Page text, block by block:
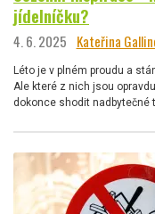
jídelníčku?
4. 6. 2025 Kateřina
Léto je v plném proudu a
Ale které z nich jsou
dokonce shodit nadbytečné